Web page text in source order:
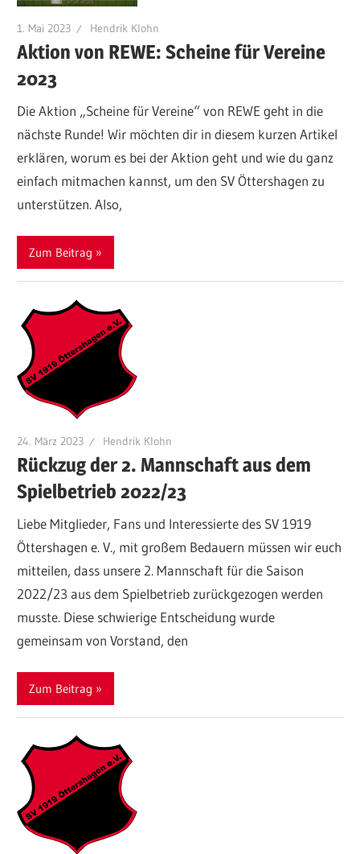
1. Mai 2023 Hendrik Klohn
Aktion von REWE: Scheine für Vereine
2023
Die Aktion „Scheine für Vereine“ von REWE geht in die
nächste Runde! Wir möchten dir in diesem kurzen Artikel
erklären, worum es bei der Aktion geht und wie du ganz
einfach mitmachen kannst, um den SV Öttershagen zu
unterstützen. Also,
Zum Beitrag
24. März 2023 Hendrik Klohn
Rückzug der 2. Mannschaft aus dem
Spielbetrieb 2022/23
Liebe Mitglieder, Fans und Interessierte des SV 1919
Öttershagen e. V., mit großem Bedauern müssen wir euch
mitteilen, dass unsere 2. Mannschaft für die Saison
2022/23 aus dem Spielbetrieb zurückgezogen werden
musste. Diese schwierige Entscheidung wurde
gemeinsam von Vorstand, den
Zum Beitrag